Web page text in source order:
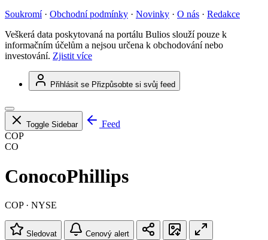
Soukromí · Obchodní podmínky · Novinky · O nás · Redakce
Veškerá data poskytovaná na portálu Bulios slouží pouze k
informačním účelům a nejsou určena k obchodování nebo
investování. Zjistit více
Přihlásit se Přizpůsobte si svůj feed
Toggle Sidebar
Feed
COP
CO
ConocoPhillips
COP · NYSE
Sledovat Cenový alert